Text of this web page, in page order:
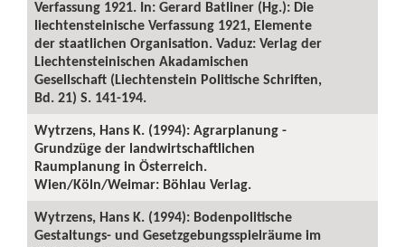
Verfassung 1921. In: Gerard Batliner (Hg.): Die
liechtensteinische Verfassung 1921, Elemente
der staatlichen Organisation. Vaduz: Verlag der
Liechtensteinischen Akadamischen
Gesellschaft (Liechtenstein Politische Schriften,
Bd. 21) S. 141-194.
Wytrzens, Hans K. (1994): Agrarplanung -
Grundzüge der landwirtschaftlichen
Raumplanung in Österreich.
Wien/Köln/Weimar: Böhlau Verlag.
Wytrzens, Hans K. (1994): Bodenpolitische
Gestaltungs- und Gesetzgebungsspielräume im